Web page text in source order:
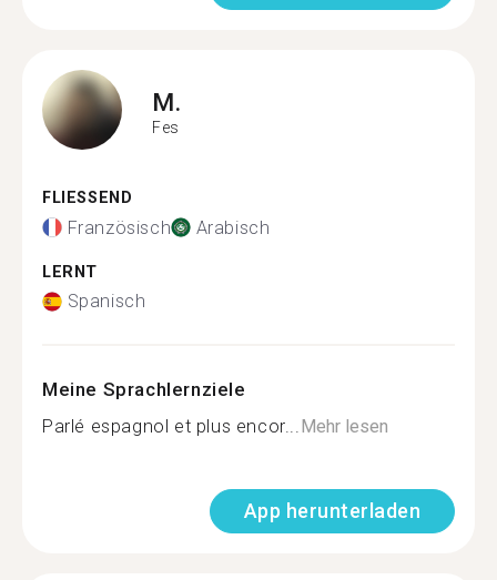
M.
Fes
FLIESSEND
Französisch Arabisch
LERNT
Spanisch
Meine Sprachlernziele
Parlé espagnol et plus encor...Mehr lesen
App herunterladen